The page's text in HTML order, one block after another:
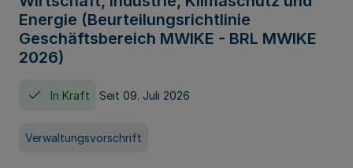
Energie (Beurteilungsrichtlinie
Geschäftsbereich MWIKE - BRL MWIKE
2026)
In Kraft Seit 09. Juli 2026
Verwaltungsvorschrift